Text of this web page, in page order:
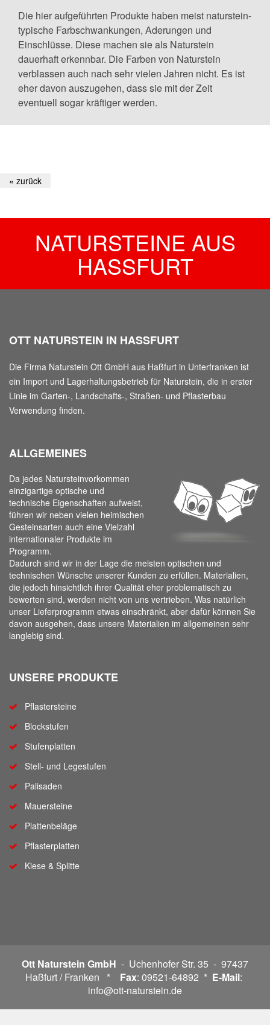
Die hier aufgeführten Produkte haben meist naturstein-
typische Farbschwankungen, Aderungen und
Einschlüsse. Diese machen sie als Naturstein
dauerhaft erkennbar. Die Farben von Naturstein
verblassen auch nach sehr vielen Jahren nicht. Es ist
eher davon auszugehen, dass sie mit der Zeit
eventuell sogar kräftiger werden.
« zurück
NATURSTEINE AUS
HASSFURT
OTT NATURSTEIN IN HASSFURT
Die Firma Naturstein Ott GmbH aus Haßfurt in Unterfranken ist
ein Import und Lagerhaltungsbetrieb für Naturstein, die in erster
Linie im Garten-, Landschafts-, Straßen- und Pflasterbau
Verwendung finden.
ALLGEMEINES
Da jedes Natursteinvorkommen
einzigartige optische und
technische Eigenschaften aufweist,
führen wir neben vielen heimischen
Gesteinsarten auch eine Vielzahl
internationaler Produkte im
Programm.
Dadurch sind wir in der Lage die meisten optischen und
technischen Wünsche unserer Kunden zu erfüllen. Materialien,
die jedoch hinsichtlich ihrer Qualität eher problematisch zu
bewerten sind, werden nicht von uns vertrieben. Was natürlich
unser Lieferprogramm etwas einschränkt, aber dafür können Sie
davon ausgehen, dass unsere Materialien im allgemeinen sehr
langlebig sind.
UNSERE PRODUKTE
Pflastersteine
Blockstufen
Stufenplatten
Stell- und Legestufen
Palisaden
Mauersteine
Plattenbeläge
Pflasterplatten
Kiese & Splitte
Ott Naturstein GmbH - Uchenhofer Str. 35 - 97437
Haßfurt / Franken * Fax: 09521-64892 * E-Mail:
info@ott-naturstein.de